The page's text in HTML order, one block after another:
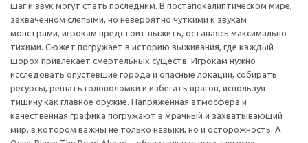
шаг и звук могут стать последним. В постапокалиптическом мире,
захваченном слепыми, но невероятно чуткими к звукам
монстрами, игрокам предстоит выжить, оставаясь максимально
тихими. Сюжет погружает в историю выживания, где каждый
шорох привлекает смертельных существ. Игрокам нужно
исследовать опустевшие города и опасные локации, собирать
ресурсы, решать головоломки и избегать врагов, используя
тишину как главное оружие. Напряжённая атмосфера и
качественная графика погружают в мрачный и захватывающий
мир, в котором важны не только навыки, но и осторожность. A